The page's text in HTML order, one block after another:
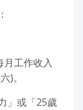
工作收入
)。
」或「25歲